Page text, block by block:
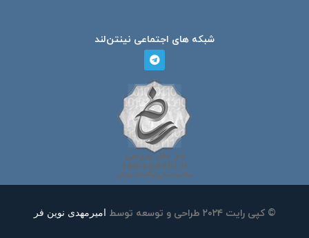
شبکه های اجتماعی نینتن‌لند
© کپی رایت ۲۰۲۴ طراحی و توسعه توسط امیرمهدی نوین فر